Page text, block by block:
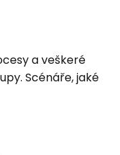
a veškeré
Scénáře, jaké